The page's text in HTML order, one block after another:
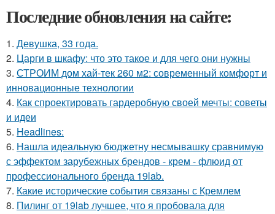
Последние обновления на сайте:
1. Девушка, 33 года.
2. Царги в шкафу: что это такое и для чего они нужны
3. СТРОИМ дом хай-тек 260 м2: современный комфорт и
инновационные технологии
4. Как спроектировать гардеробную своей мечты: советы
и идеи
5. Headlines:
6. Нашла идеальную бюджетну несмывашку сравнимую
с эффектом зарубежных брендов - крем - флюид от
профессионального бренда 19lab.
7. Какие исторические события связаны с Кремлем
8. Пилинг от 19lab лучшее, что я пробовала для